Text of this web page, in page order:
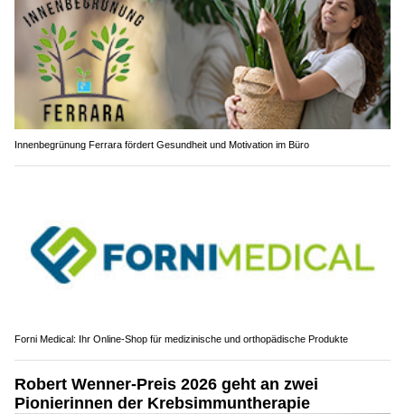
Innenbegrünung Ferrara fördert Gesundheit und Motivation im Büro
Forni Medical: Ihr Online-Shop für medizinische und orthopädische Produkte
Robert Wenner-Preis 2026 geht an zwei
Pionierinnen der Krebsimmuntherapie